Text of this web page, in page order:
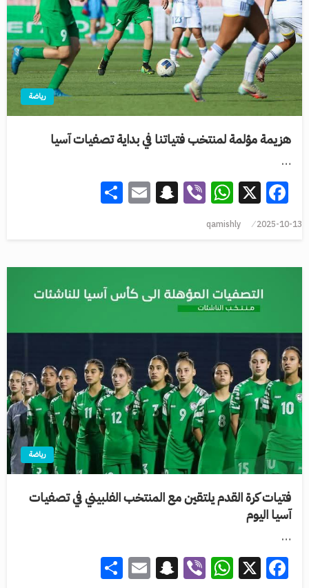
رياضة
هزيمة مؤلمة لمنتخب فتياتنا في بداية تصفيات آسيا
…
Facebook
X
WhatsApp
Viber
Snapchat
Email
2025-10-13
qamishly
رياضة
فتيات كرة القدم يلتقين مع المنتخب الفلبيني في تصفيات
آسيا اليوم
…
Facebook
X
WhatsApp
Viber
Snapchat
Email